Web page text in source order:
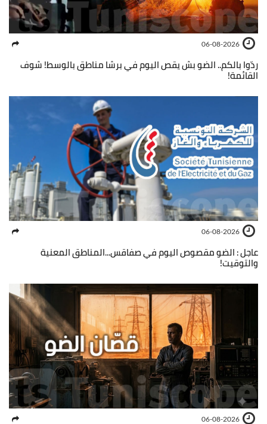
06-08-2026
ردّوا بالكم.. الضو بش يقص اليوم في برشا مناطق بالوسط! شوف
القائمة!
06-08-2026
عاجل : الضو مقصوص اليوم في صفاقس...المناطق المعنية
والتوقيت!
06-08-2026